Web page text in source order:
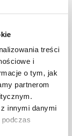
treści
i
o tym, jak
partnerom
innymi danymi
с ниска